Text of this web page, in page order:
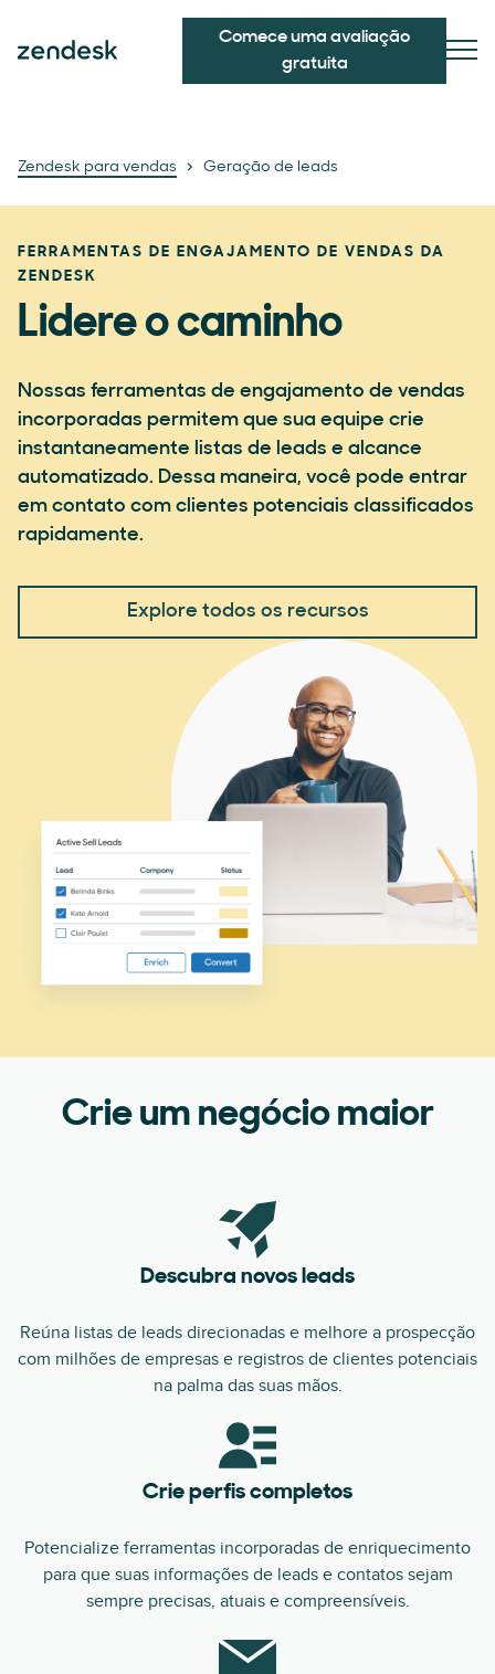
Comece uma avaliação
gratuita
Zendesk para vendas Geração de leads
FERRAMENTAS DE ENGAJAMENTO DE VENDAS DA
ZENDESK
Lidere o caminho
Nossas ferramentas de engajamento de vendas
incorporadas permitem que sua equipe crie
instantaneamente listas de leads e alcance
automatizado. Dessa maneira, você pode entrar
em contato com clientes potenciais classificados
rapidamente.
Explore todos os recursos
Crie um negócio maior
Descubra novos leads
Reúna listas de leads direcionadas e melhore a prospecção
com milhões de empresas e registros de clientes potenciais
na palma das suas mãos.
Crie perfis completos
Potencialize ferramentas incorporadas de enriquecimento
para que suas informações de leads e contatos sejam
sempre precisas, atuais e compreensíveis.